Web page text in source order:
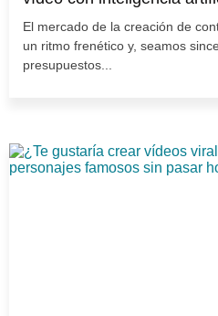
El mercado de la creación de
un ritmo frenético y, seamos
presupuestos...